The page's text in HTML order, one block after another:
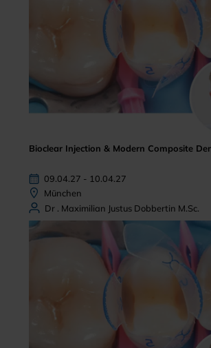
Bioclear Injection & Modern Composite
09.04.27 - 10.04.27
München
Dr . Maximilian Justus Dobbertin M.Sc.